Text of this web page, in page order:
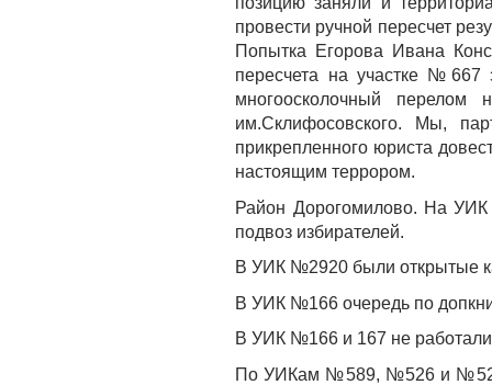
провести ручной пересчет
Попытка Егорова Ивана
пересчета на участке №667
многоосколочный
им.Склифосовского. Мы,
прикрепленного юриста
настоящим террором.
Район Дорогомилово. На УИК
подвоз избирателей.
В УИК №2920 были открытые
В УИК №166 очередь по
В УИК №166 и 167 не
По УИКам №589, №526 и №528